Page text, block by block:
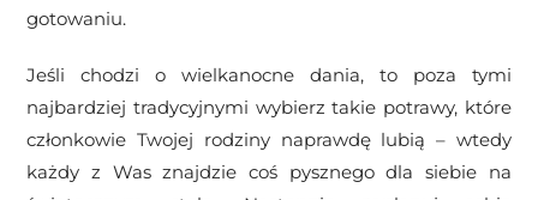
gotowaniu.
Jeśli chodzi o wielkanocne dania, to poza tymi
najbardziej tradycyjnymi wybierz takie potrawy, które
członkowie Twojej rodziny naprawdę lubią – wtedy
każdy z Was znajdzie coś pysznego dla siebie na